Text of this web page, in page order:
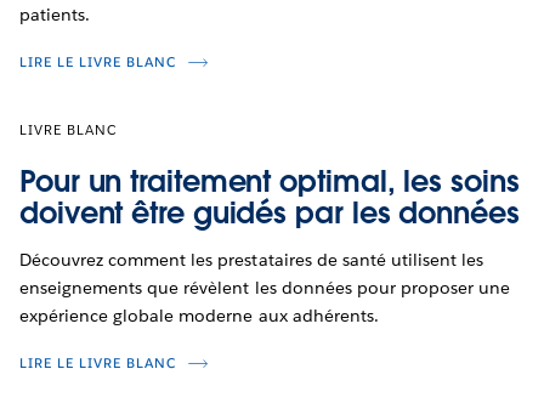
patients.
LIRE LE LIVRE BLANC
LIVRE BLANC
Pour un traitement optimal, les soins
doivent être guidés par les données
Découvrez comment les prestataires de santé utilisent les
enseignements que révèlent les données pour proposer une
expérience globale moderne aux adhérents.
LIRE LE LIVRE BLANC